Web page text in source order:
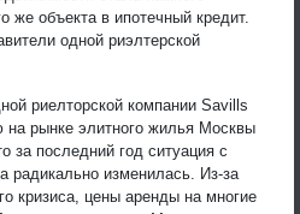
же объекта в ипотечный кредит.
одной риэлтерской
риелторской компании Savills
на рынке элитного жилья Москвы
за последний год ситуация с
радикально изменилась. Из-за
кризиса, цены аренды на многие